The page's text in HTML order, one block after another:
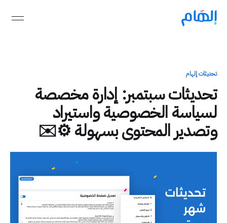
تحديثات إلهام
تحديثات سبتمبر: إدارة مخصصة
لسياسة الخصوصية واستيراد
وتصدير المحتوى بسهولة ⚙️✉️